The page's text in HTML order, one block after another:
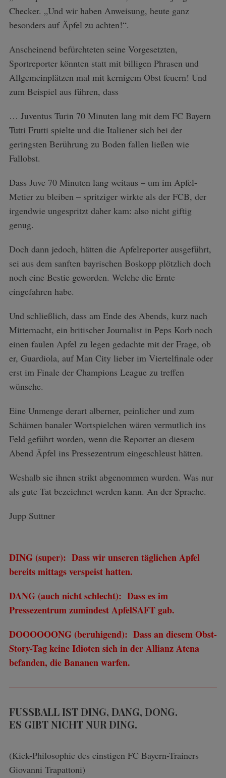
Checker. „Und wir haben Anweisung, heute ganz
besonders auf Äpfel zu achten!“.
Anscheinend befürchteten seine Vorgesetzten,
Sportreporter könnten statt mit billigen Phrasen und
Allgemeinplätzen mal mit kernigem Obst feuern! Und
zum Beispiel aus führen, dass
… Juventus Turin 70 Minuten lang mit dem FC Bayern
Tutti Frutti spielte und die Italiener sich bei der
geringsten Berührung zu Boden fallen ließen wie
Fallobst.
Dass Juve 70 Minuten lang weitaus – um im Apfel-
Metier zu bleiben – spritziger wirkte als der FCB, der
irgendwie ungespritzt daher kam: also nicht giftig
genug.
Doch dann jedoch, hätten die Apfelreporter ausgeführt,
sei aus dem sanften bayrischen Boskopp plötzlich doch
noch eine Bestie geworden. Welche die Ernte
eingefahren habe.
Und schließlich, dass am Ende des Abends, kurz nach
Mitternacht, ein britischer Journalist in Peps Korb noch
einen faulen Apfel zu legen gedachte mit der Frage, ob
er, Guardiola, auf Man City lieber im Viertelfinale oder
erst im Finale der Champions League zu treffen
wünsche.
Eine Unmenge derart alberner, peinlicher und zum
Schämen banaler Wortspielchen wären vermutlich ins
Feld geführt worden, wenn die Reporter an diesem
Abend Äpfel ins Pressezentrum eingeschleust hätten.
Weshalb sie ihnen strikt abgenommen wurden. Was nur
als gute Tat bezeichnet werden kann. An der Sprache.
Jupp Suttner
DING (super): Dass wir unseren täglichen Apfel
bereits mittags verspeist hatten.
DANG (auch nicht schlecht): Dass es im
Pressezentrum zumindest ApfelSAFT gab.
DOOOOOONG (beruhigend): Dass an diesem Obst-
Story-Tag keine Idioten sich in der Allianz Atena
befanden, die Bananen warfen.
FUSSBALL IST DING, DANG, DONG.
ES GIBT NICHT NUR DING.
(Kick-Philosophie des einstigen FC Bayern-Trainers
Giovanni Trapattoni)